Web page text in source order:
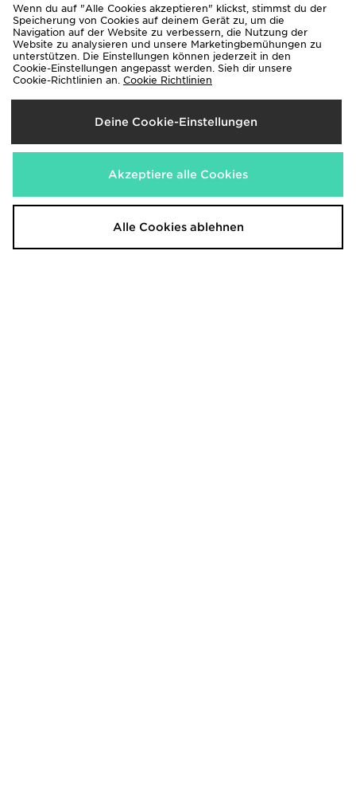
Kleinkinder
War80,00€
Jetzt40,00€ - 50%
War40,00€
Jetzt25,00€ - 37%
adidas Originals Ozweego Babys New Balance 530 Kinder
Wenn du auf "Alle Cookies akzeptieren" klickst, stimmst du der
Speicherung von Cookies auf deinem Gerät zu, um die
Navigation auf der Website zu verbessern, die Nutzung der
Website zu analysieren und unsere Marketingbemühungen zu
unterstützen. Die Einstellungen können jederzeit in den
Cookie-Einstellungen angepasst werden. Sieh dir unsere
Cookie-Richtlinien an. Cookie Richtlinien
Deine Cookie-Einstellungen
Akzeptiere alle Cookies
Alle Cookies ablehnen